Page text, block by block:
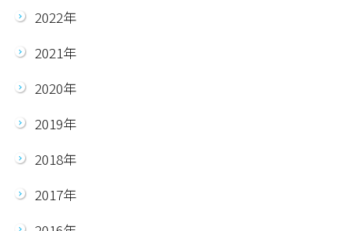
2022年
2021年
2020年
2019年
2018年
2017年